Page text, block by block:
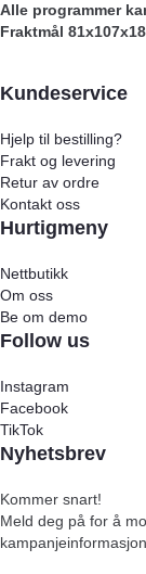
Alle programmer
Fraktmål
Kundeservice
Hjelp til bestilling?
Frakt og levering
Retur av ordre
Kontakt oss
Hurtigmeny
Nettbutikk
Om oss
Be om demo
Follow us
Instagram
Facebook
TikTok
Nyhetsbrev
Kommer snart!
Meld deg på for å